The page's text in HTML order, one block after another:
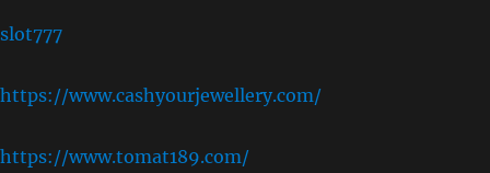
slot777
https://www.cashyourjewellery.com/
https://www.tomat189.com/